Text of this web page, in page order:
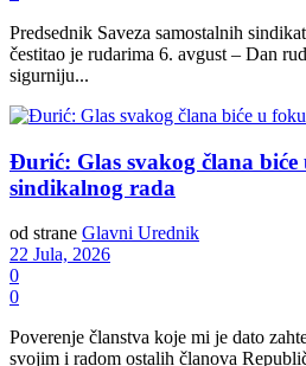
Predsednik Saveza samostalnih
čestitao je rudarima 6. avgust – Dan
sigurniju...
Đurić: Glas svakog člana biće
sindikalnog rada
od strane Glavni Urednik
22 Jula, 2026
0
0
Poverenje članstva koje mi je dato
svojim i radom ostalih članova